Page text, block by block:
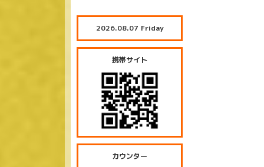
2026.08.07 Friday
携帯サイト
カウンター